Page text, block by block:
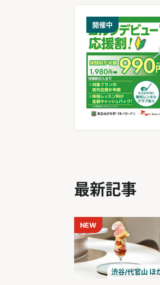
開催中
最新記事
NEW
渋谷/代官山 ほ